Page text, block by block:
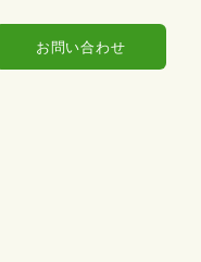
お問い合わせ